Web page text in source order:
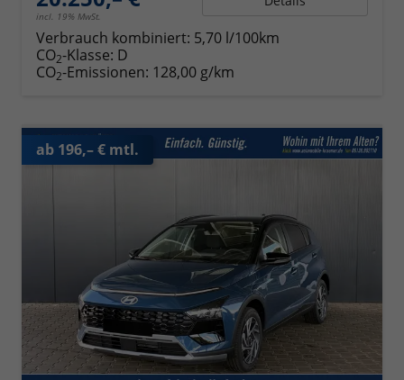
incl. 19% MwSt.
Verbrauch kombiniert: 5,70 l/100km
CO2-Klasse: D
CO2-Emissionen: 128,00 g/km
ab 196,– € mtl.